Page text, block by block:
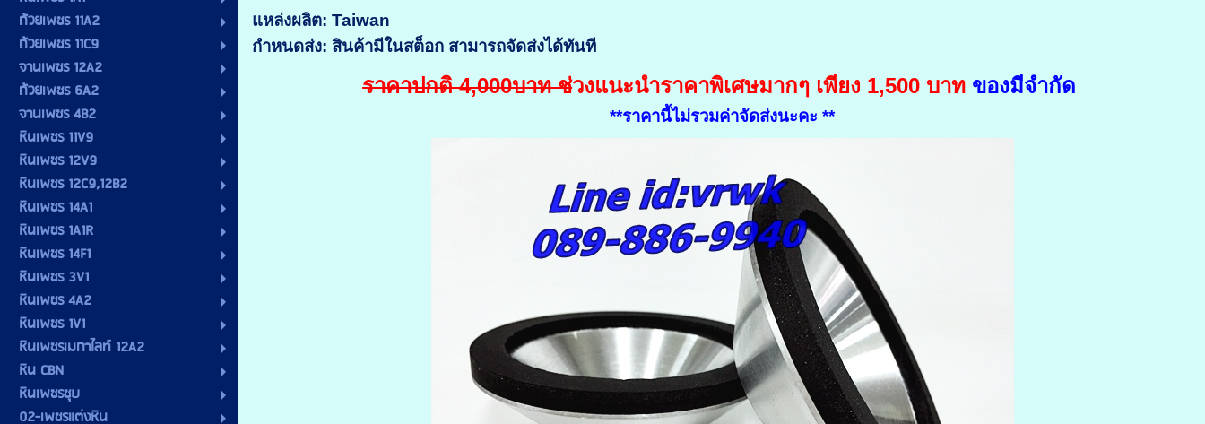
ถ้วยเพชร 11A2
ถ้วยเพชร 11C9
จานเพชร 12A2
ถ้วยเพชร 6A2
จานเพชร 4B2
หินเพชร 11V9
หินเพชร 12V9
หินเพชร 12C9,12B2
หินเพชร 14A1
หินเพชร 1A1R
หินเพชร 14F1
หินเพชร 3V1
หินเพชร 4A2
หินเพชร 1V1
หินเพชรเมกาไลท์ 12A2
หิน CBN
หินเพชรชุบ
02-เพชรแต่งหิน
แหล่งผลิต: Taiwan
กำหนดส่ง: สินค้ามีในสต็อก สามารถจัดส่งได้ทันที
ราคาปกติ 4,000บาท ช่วงแนะนำราคาพิเศษมากๆ เพียง 1,500 บาท ของมีจำกัด
**ราคานี้ไม่รวมค่าจัดส่งนะคะ **